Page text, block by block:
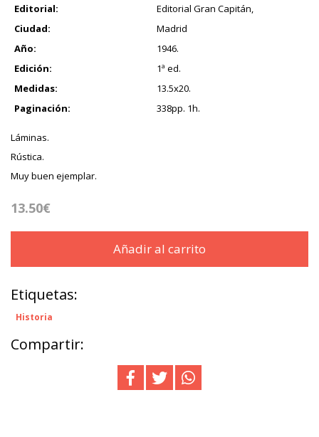
Editorial:
Editorial Gran Capitán,
Ciudad:
Madrid
Año:
1946.
Edición:
1ª ed.
Medidas:
13.5x20.
Paginación:
338pp. 1h.
Láminas.
Rústica.
Muy buen ejemplar.
13.50€
Añadir al carrito
Etiquetas:
Historia
Compartir: